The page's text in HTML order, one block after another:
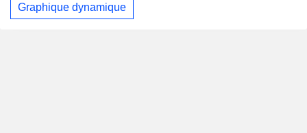
Graphique dynamique